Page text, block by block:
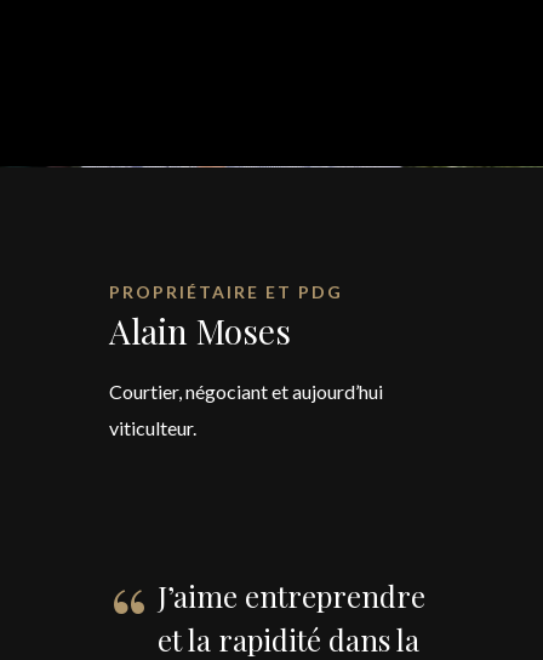
PROPRIÉTAIRE ET PDG
Alain Moses
Courtier, négociant et aujourd’hui
viticulteur.
J’aime entreprendre
et la rapidité dans la